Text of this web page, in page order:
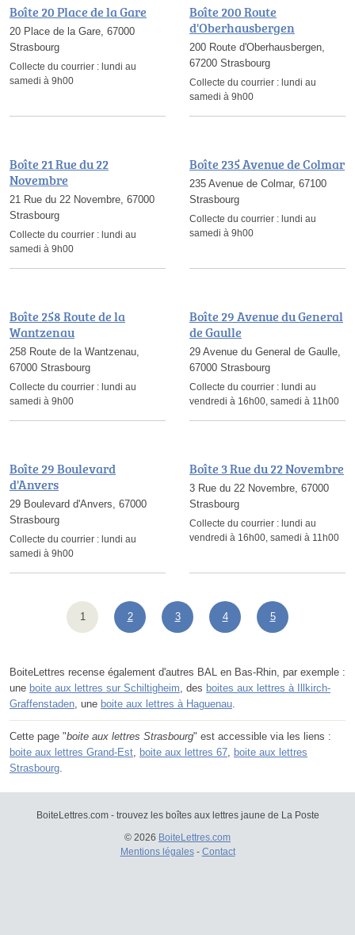
Boîte 20 Place de la Gare
20 Place de la Gare, 67000
Strasbourg
Collecte du courrier : lundi au
samedi à 9h00
Boîte 200 Route
d'Oberhausbergen
200 Route d'Oberhausbergen,
67200 Strasbourg
Collecte du courrier : lundi au
samedi à 9h00
Boîte 21 Rue du 22
Novembre
21 Rue du 22 Novembre, 67000
Strasbourg
Collecte du courrier : lundi au
samedi à 9h00
Boîte 235 Avenue de Colmar
235 Avenue de Colmar, 67100
Strasbourg
Collecte du courrier : lundi au
samedi à 9h00
Boîte 258 Route de la
Wantzenau
258 Route de la Wantzenau,
67000 Strasbourg
Collecte du courrier : lundi au
samedi à 9h00
Boîte 29 Avenue du General
de Gaulle
29 Avenue du General de Gaulle,
67000 Strasbourg
Collecte du courrier : lundi au
vendredi à 16h00, samedi à 11h00
Boîte 29 Boulevard
d'Anvers
29 Boulevard d'Anvers, 67000
Strasbourg
Collecte du courrier : lundi au
samedi à 9h00
Boîte 3 Rue du 22 Novembre
3 Rue du 22 Novembre, 67000
Strasbourg
Collecte du courrier : lundi au
vendredi à 16h00, samedi à 11h00
1 2 3 4 5
BoiteLettres recense également d'autres BAL en Bas-Rhin, par exemple :
une boite aux lettres sur Schiltigheim, des boites aux lettres à Illkirch-
Graffenstaden, une boite aux lettres à Haguenau.
Cette page "boite aux lettres Strasbourg" est accessible via les liens :
boite aux lettres Grand-Est, boite aux lettres 67, boite aux lettres
Strasbourg.
BoiteLettres.com - trouvez les boîtes aux lettres jaune de La Poste
© 2026 BoiteLettres.com
Mentions légales- Contact